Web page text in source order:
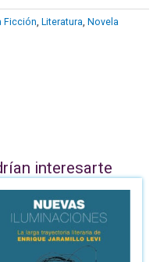
Ficción Literatura Novela
interesarte